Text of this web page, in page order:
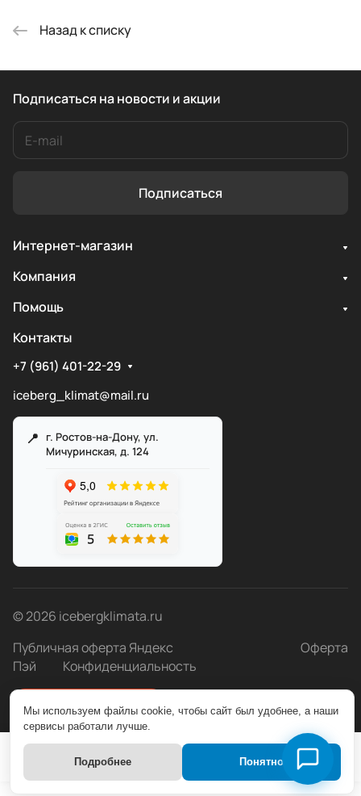
Назад к списку
Подписаться на новости и акции
Подписаться
Интернет-магазин
Компания
Помощь
Контакты
+7 (961) 401-22-29
iceberg_klimat@mail.ru
г. Ростов-на-Дону, ул.
Мичуринская, д. 124
© 2026 icebergklimata.ru
Публичная оферта Яндекс
Пэй
Конфиденциальность
Оферта
Каталог Кабинет Сравнение
Мы используем файлы cookie, чтобы сайт был удобнее, а наши
сервисы работали лучше.
Подробнее Понятно